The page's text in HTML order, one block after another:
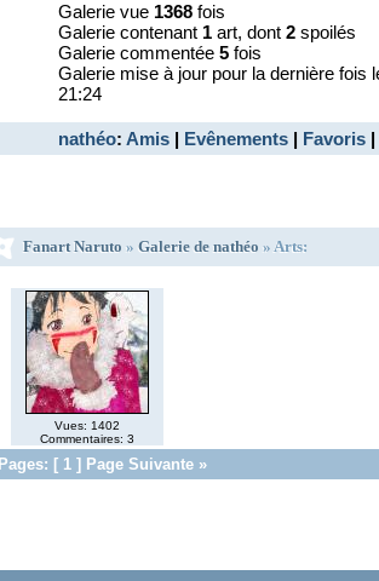
Galerie vue 1368 fois
Galerie contenant 1 art, dont 2 spoilés
Galerie commentée 5 fois
Galerie mise à jour pour la dernière fois
21:24
nathéo: Amis | Evênements | Favoris |
Fanart Naruto » Galerie de nathéo » Arts:
Vues: 1402
Commentaires: 3
Pages: [ 1 ] Page Suivante »